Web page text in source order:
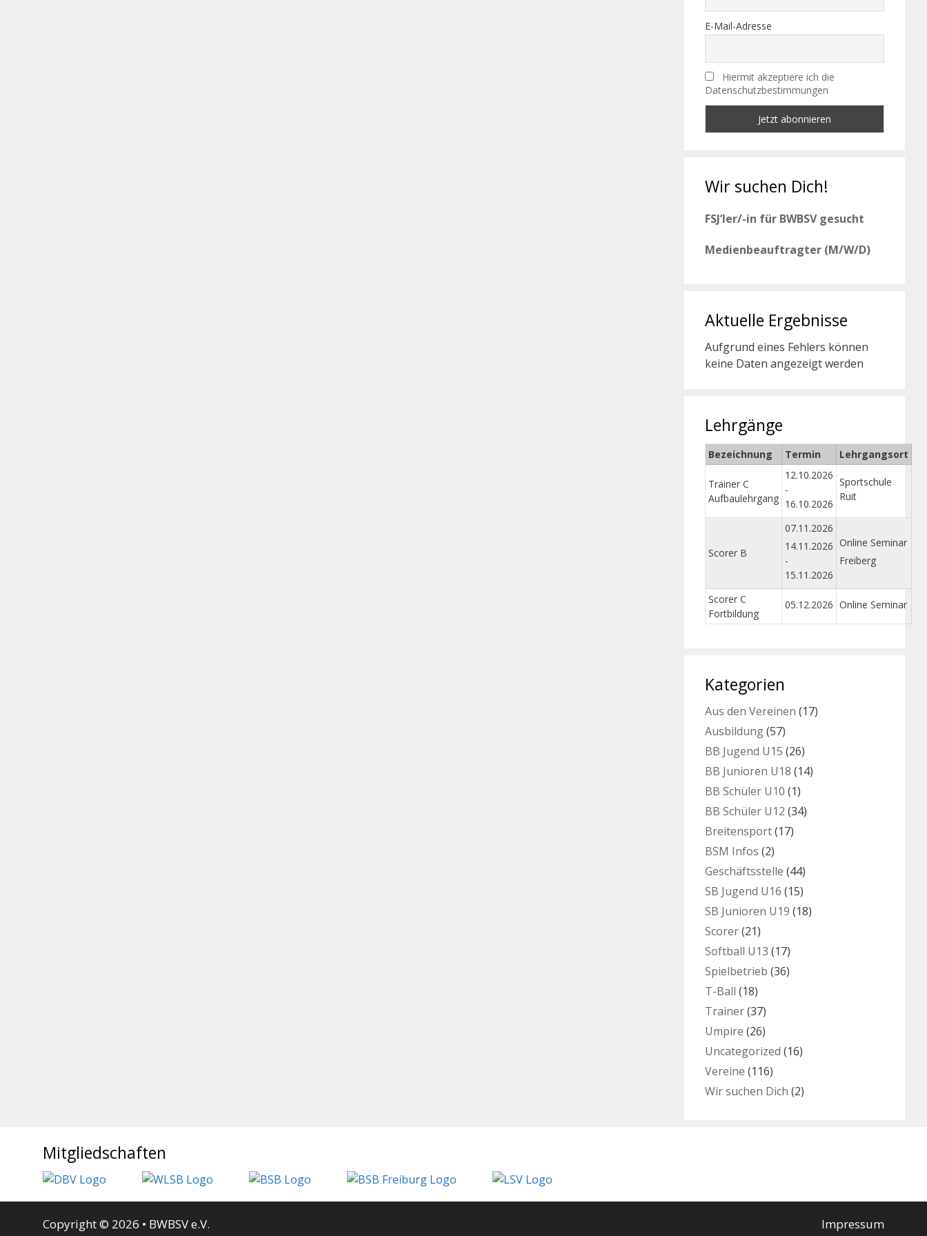
E-Mail-Adresse
Hiermit akzeptiere ich die
Datenschutzbestimmungen
Wir suchen Dich!
FSJ’ler/-in für BWBSV gesucht
Medienbeauftragter (M/W/D)
Aktuelle Ergebnisse
Aufgrund eines Fehlers können
keine Daten angezeigt werden
Lehrgänge
Bezeichnung Termin Lehrgangsort
Trainer C
Aufbaulehrgang
12.10.2026
-
16.10.2026
Sportschule
Ruit
Scorer B
07.11.2026
14.11.2026
-
15.11.2026
Online Seminar
Freiberg
Scorer C
Fortbildung
05.12.2026 Online Seminar
Kategorien
Aus den Vereinen (17)
Ausbildung(57)
BB Jugend U15 (26)
BB Junioren U18 (14)
BB Schüler U10 (1)
BB Schüler U12 (34)
Breitensport(17)
BSM Infos (2)
Geschäftsstelle (44)
SB Jugend U16 (15)
SB Junioren U19 (18)
Scorer(21)
Softball U13 (17)
Spielbetrieb (36)
T-Ball (18)
Trainer(37)
Umpire (26)
Uncategorized (16)
Vereine (116)
Wir suchen Dich (2)
Mitgliedschaften
Impressum
Copyright © 2026 • BWBSV e.V.